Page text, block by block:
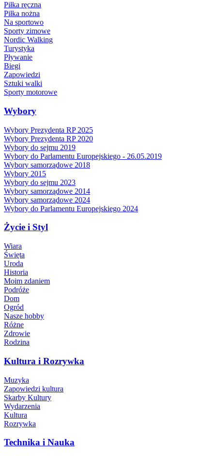
Piłka ręczna
Piłka nożna
Na sportowo
Sporty zimowe
Nordic Walking
Turystyka
Pływanie
Biegi
Zapowiedzi
Sztuki walki
Sporty motorowe
Wybory
Wybory Prezydenta RP 2025
Wybory Prezydenta RP 2020
Wybory do sejmu 2019
Wybory do Parlamentu Europejskiego - 26.05.2019
Wybory samorządowe 2018
Wybory 2015
Wybory do sejmu 2023
Wybory samorządowe 2014
Wybory samorządowe 2024
Wybory do Parlamentu Europejskiego 2024
Życie i Styl
Wiara
Święta
Uroda
Historia
Moim zdaniem
Podróże
Dom
Ogród
Nasze hobby
Różne
Zdrowie
Rodzina
Kultura i Rozrywka
Muzyka
Zapowiedzi kultura
Skarby Kultury
Wydarzenia
Kultura
Rozrywka
Technika i Nauka